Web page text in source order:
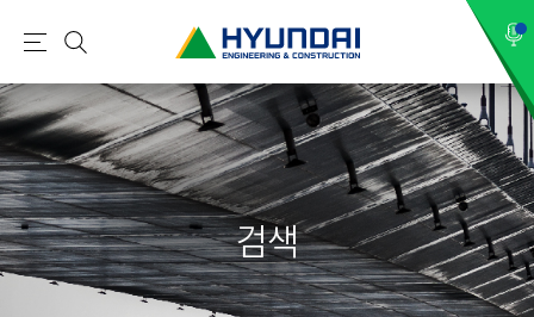
현
건
설
(
H
Y
U
N
메
뉴
검
색
검색